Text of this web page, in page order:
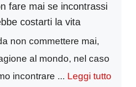
fare mai se incontrassi
costarti la vita
non commettere mai,
al mondo, nel caso
incontrare ... Leggi tutto